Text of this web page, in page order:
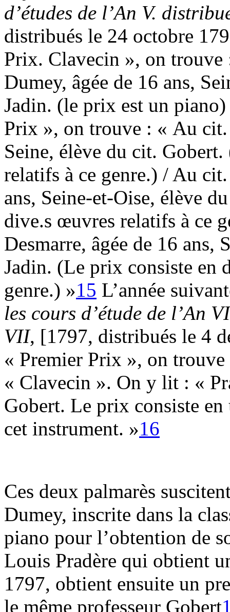
d’études de l’An V.
distribués le 24 octobre
Prix. Clavecin », on
Dumey, âgée de 16 ans,
Jadin. (le prix est un
Prix », on trouve : « Au cit.
Seine, élève du cit.
relatifs à ce genre.) / Au
ans, Seine-et-Oise, élève
dive.s œuvres relatifs à ce
Desmarre, âgée de 16 ans,
Jadin. (Le prix consiste en
genre.) »15 L’année
les cours d’étude de l’An
VII, [1797, distribués le 4
« Premier Prix », on
« Clavecin ». On y lit : «
Gobert. Le prix consiste en
cet instrument. »16
Ces deux palmarès
Dumey, inscrite dans la
piano pour l’obtention de
Louis Pradère qui obtient
1797, obtient ensuite un
le même professeur Gobert